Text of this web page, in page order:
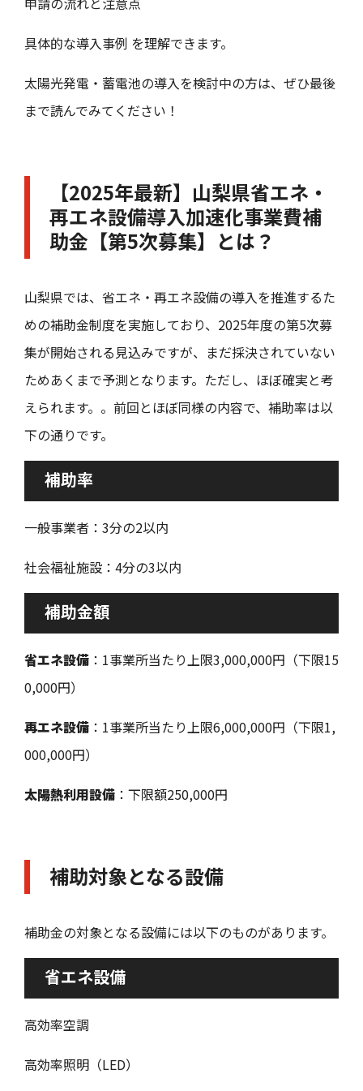
具体的な導入事例 を理解できます。
太陽光発電・蓄電池の導入を検討中の方は、ぜひ最後
まで読んでみてください！
【2025年最新】山梨県省エネ・
再エネ設備導入加速化事業費補
助金【第5次募集】とは？
山梨県では、省エネ・再エネ設備の導入を推進するた
めの補助金制度を実施しており、2025年度の第5次募
集が開始される見込みですが、まだ採決されていない
ためあくまで予測となります。ただし、ほぼ確実と考
えられます。。前回とほぼ同様の内容で、補助率は以
下の通りです。
補助率
一般事業者：3分の2以内
社会福祉施設：4分の3以内
補助金額
省エネ設備 ：1事業所当たり上限3,000,000円（下限15
0,000円）
再エネ設備 ：1事業所当たり上限6,000,000円（下限1,
000,000円）
太陽熱利用設備 ：下限額250,000円
補助対象となる設備
補助金の対象となる設備には以下のものがあります。
省エネ設備
高効率空調
高効率照明（LED）